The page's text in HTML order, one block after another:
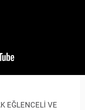
EĞLENCELİ VE